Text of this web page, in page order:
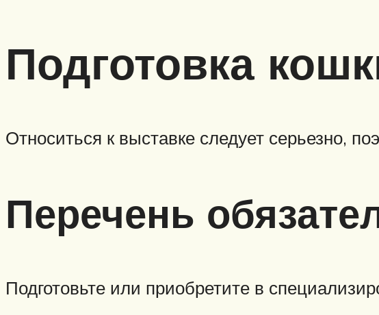
Подготовка
Относиться к выставке следует серьезно,
Перечень
Подготовьте или приобретите в